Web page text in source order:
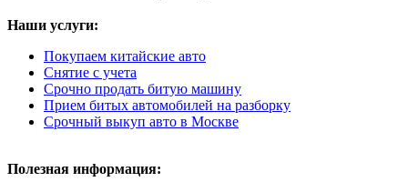
Наши услуги:
Покупаем китайские авто
Снятие с учета
Срочно продать битую машину
Прием битых автомобилей на разборку
Срочный выкуп авто в Москве
Полезная информация: